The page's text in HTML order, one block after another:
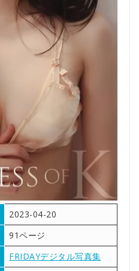
2023-04-20
91ページ
FRIDAYデジタル写真集